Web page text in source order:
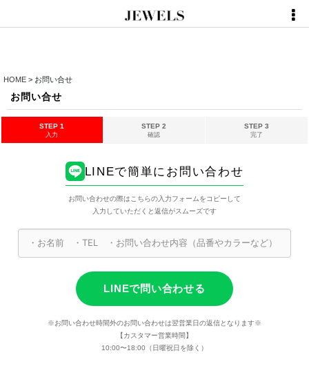
HOME > お問い合せ
お問い合せ
STEP 1
入力
STEP 2
確認
STEP 3
完了
LINEで簡単にお問い合わせ
お問い合わせの際はこちらの入力フォームをコピーして
入力していただくと返信がスムーズです
LINEで問い合わせる
※お問い合わせ時間外のお問い合わせは翌営業日の返信となります※
【カスタマー営業時間】
10:00〜18:00（日曜祝日を除く）